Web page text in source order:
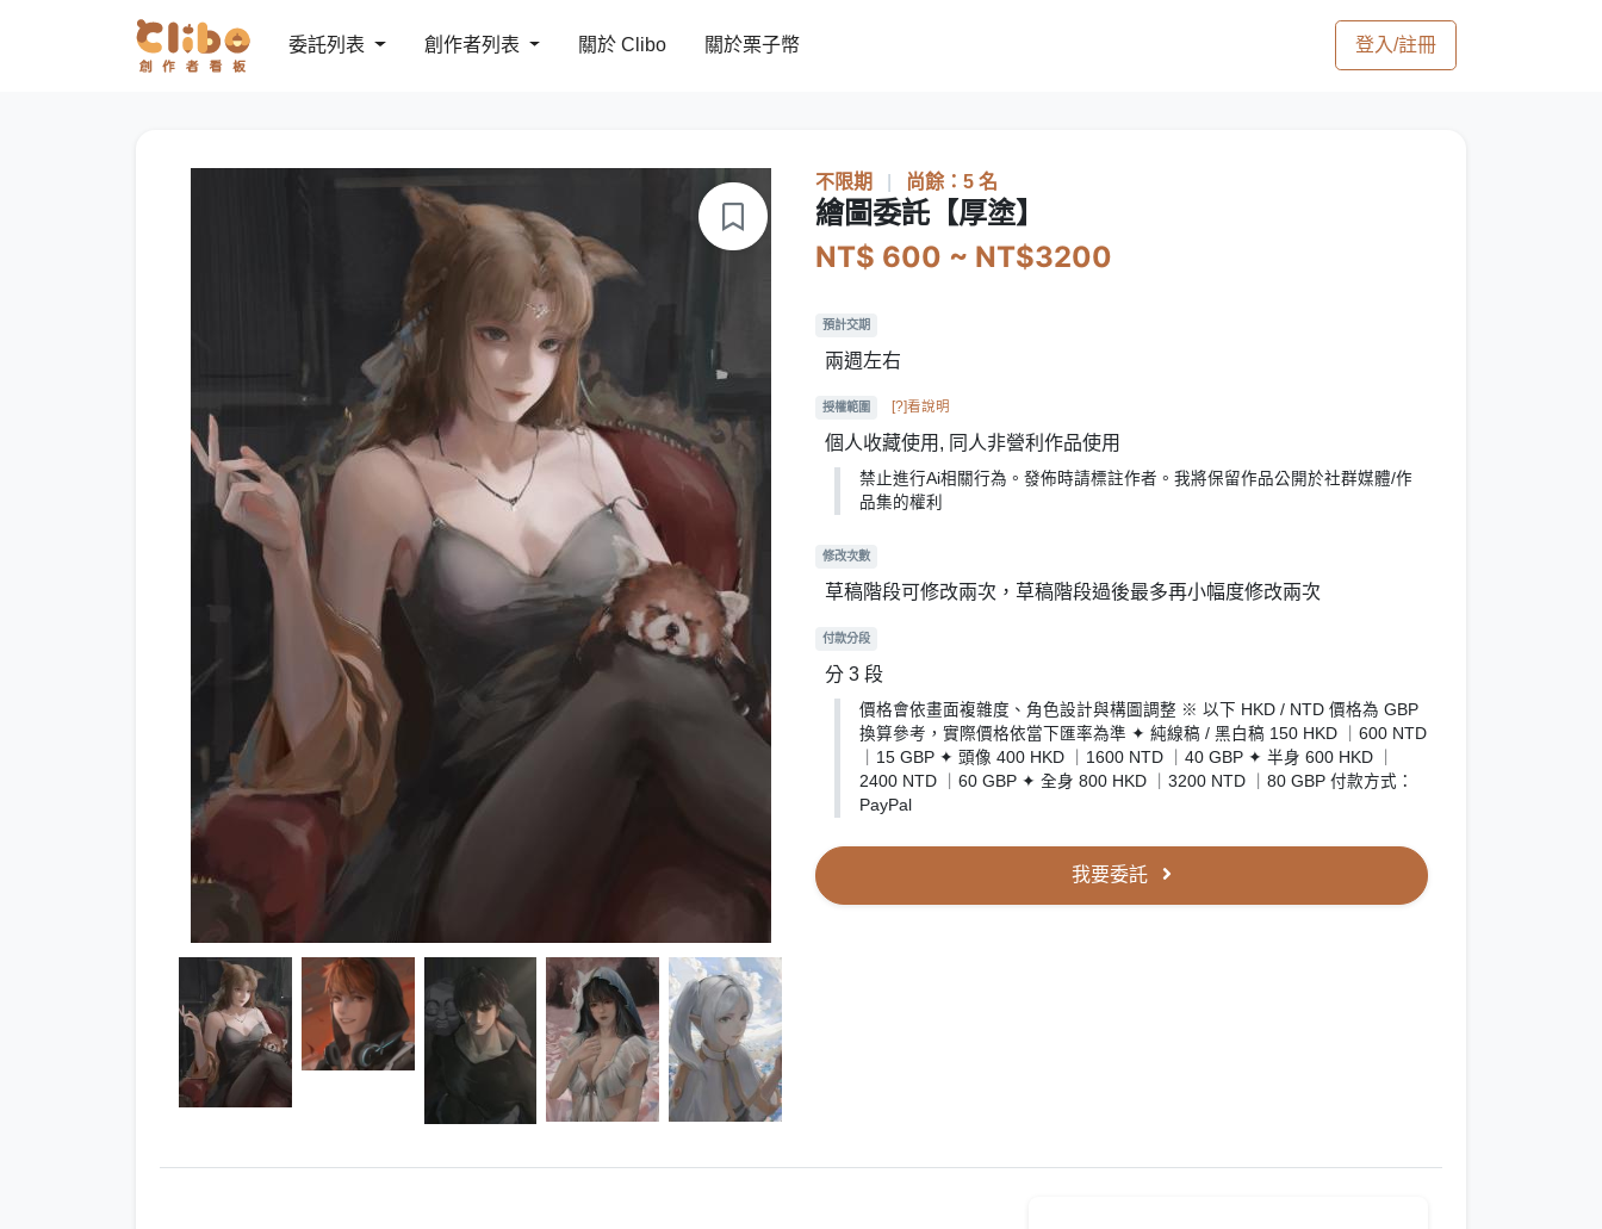
委託列表 創作者列表 關於 Clibo 關於栗子幣 登入/註冊
不限期 尚餘：5 名
繪圖委託【厚塗】
NT$ 600 ~ NT$3200
預計交期
兩週左右
授權範圍 [?]看說明
個人收藏使用, 同人非營利作品使用
禁止進行Ai相關行為。發佈時請標註作者。我將保留作品公開於社群媒體/作
品集的權利
修改次數
草稿階段可修改兩次，草稿階段過後最多再小幅度修改兩次
付款分段
分 3 段
價格會依畫面複雜度、角色設計與構圖調整 ※ 以下 HKD / NTD 價格為 GBP
換算參考，實際價格依當下匯率為準 ✦ 純線稿 / 黑白稿 150 HKD ｜600 NTD
｜15 GBP ✦ 頭像 400 HKD ｜1600 NTD ｜40 GBP ✦ 半身 600 HKD ｜
2400 NTD ｜60 GBP ✦ 全身 800 HKD ｜3200 NTD ｜80 GBP 付款方式：
PayPal
我要委託